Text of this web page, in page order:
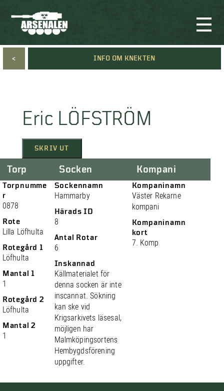
< INFO OM KNEKTEN
Eric LÖFSTRÖM
SKRIV UT
Torp
Torpnumme
r
0878
Rote
Lilla Löfhulta
Rotegård 1
Löfhulta
Mantal 1
1
Rotegård 2
Löfhulta
Mantal 2
1
Socken
Sockennamn
Hammarby
Härads ID
8
Antal Rotar
6
Inskannad
Källmaterialet för
denna socken är inte
inscannat. Sökning
kan ske vid
Krigsarkivets läsesal,
möjligen har
Malmköpingsortens
Hembygdsförening
uppgifter.
Kompani
Kompaninamn
Väster Rekarne
kompani
Kompaninamn
kort
7. Komp